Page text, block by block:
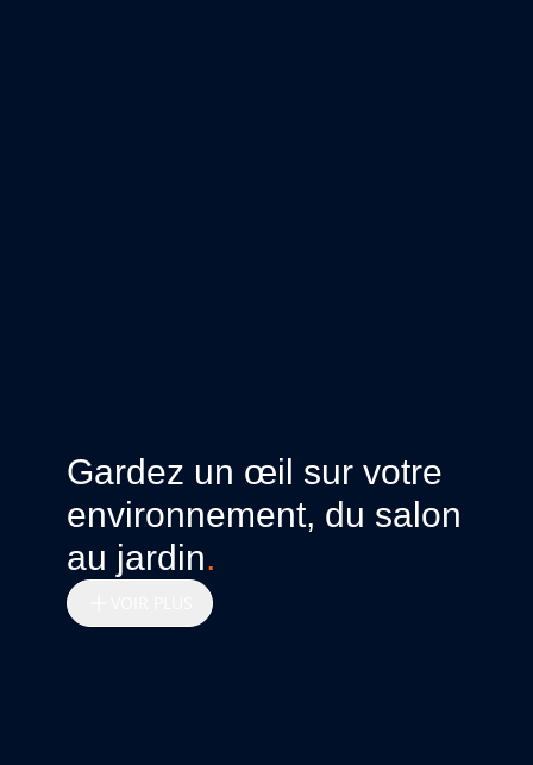
Gardez un œil sur votre
environnement, du salon
au jardin.